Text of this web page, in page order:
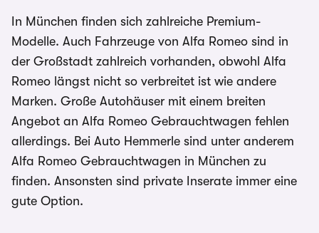
In München finden sich zahlreiche Premium-
Modelle. Auch Fahrzeuge von Alfa Romeo sind in
der Großstadt zahlreich vorhanden, obwohl Alfa
Romeo längst nicht so verbreitet ist wie andere
Marken. Große Autohäuser mit einem breiten
Angebot an Alfa Romeo Gebrauchtwagen fehlen
allerdings. Bei Auto Hemmerle sind unter anderem
Alfa Romeo Gebrauchtwagen in München zu
finden. Ansonsten sind private Inserate immer eine
gute Option.